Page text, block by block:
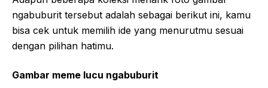
ngabuburit tersebut adalah sebagai berikut ini, kamu
bisa cek untuk memilih ide yang menurutmu sesuai
dengan pilihan hatimu.
Gambar meme lucu ngabuburit